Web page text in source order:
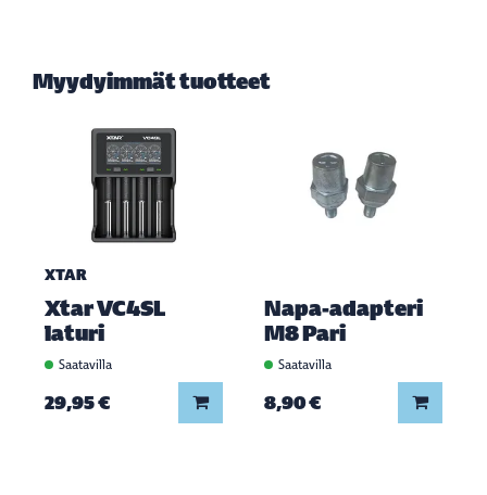
Myydyimmät tuotteet
XTAR
Xtar VC4SL
laturi
Saatavilla
29,95 € Lisää koriin
Napa-adapteri
M8 Pari
Saatavilla
8,90 € Lisää